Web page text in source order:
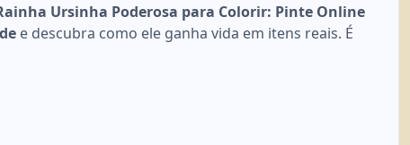
Ursinha Poderosa para Colorir: Pinte Online
e descubra como ele ganha vida em itens reais. É